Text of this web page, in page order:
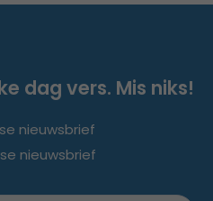
dag vers. Mis niks!
nieuwsbrief
nieuwsbrief